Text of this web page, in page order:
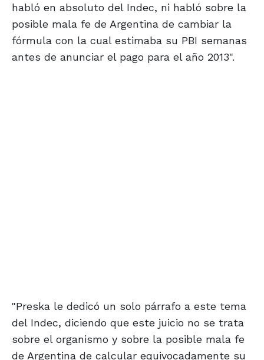
habló en absoluto del Indec, ni habló sobre la
posible mala fe de Argentina de cambiar la
fórmula con la cual estimaba su PBI semanas
antes de anunciar el pago para el año 2013".
"Preska le dedicó un solo párrafo a este tema
del Indec, diciendo que este juicio no se trata
sobre el organismo y sobre la posible mala fe
de Argentina de calcular equivocadamente su